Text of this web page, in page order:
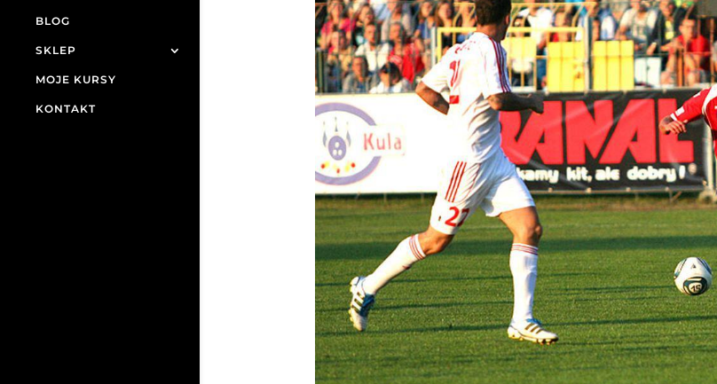
BLOG
SKLEP
MOJE KURSY
KONTAKT